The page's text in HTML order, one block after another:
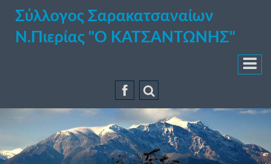
Σύλλογος Σαρακατσαναίων
Ν.Πιερίας "Ο ΚΑΤΣΑΝΤΩΝΗΣ"